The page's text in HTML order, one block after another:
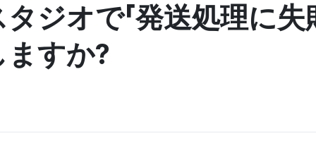
ジオで「発送処理に失
すか?